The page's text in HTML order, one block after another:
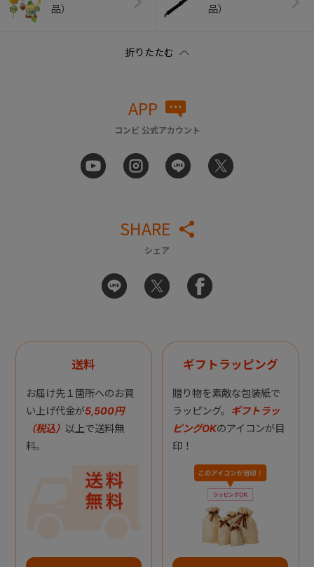
品）
品）
APP
コンビ 公式アカウント
SHARE
シェア
送料
お届け先１箇所へのお買
い上げ代金が5,500円
（税込） 以上で送料無
料。
ギフトラッピング
贈り物を素敵な包装紙で
ラッピング。 ギフトラッ
ピングOKのアイコンが目
印！